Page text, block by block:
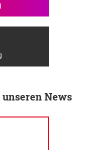
News